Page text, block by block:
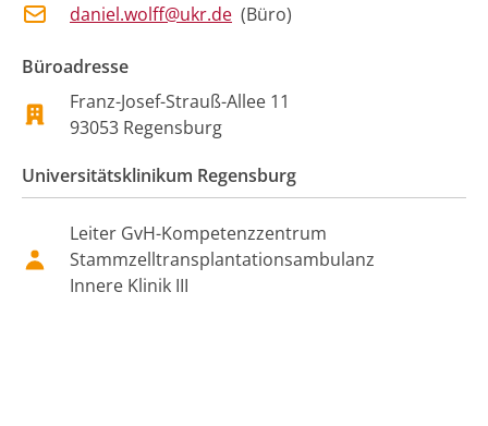
daniel.wolff@ukr.de (Büro)
Büroadresse
Franz-Josef-Strauß-Allee 11
93053 Regensburg
Universitätsklinikum Regensburg
Leiter GvH-Kompetenzzentrum
Stammzelltransplantationsambulanz
Innere Klinik III